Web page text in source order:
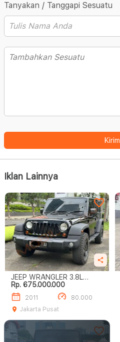
Tanyakan / Tanggapi Sesuatu
Kirim
Iklan Lainnya
JEEP WRANGLER 3.8L
BENSIN GOOD CONDITION
Rp. 675.000.000
2011
80.000
Jakarta Pusat